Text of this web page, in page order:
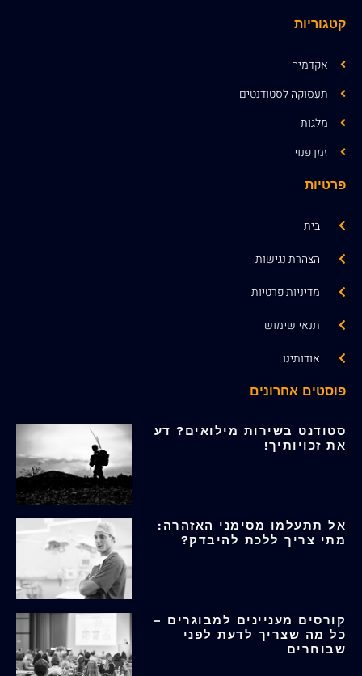
קטגוריות
אקדמיה
תעסוקה לסטודנטים
מלגות
זמן פנוי
פרטיות
בית
הצהרת נגישות
מדיניות פרטיות
תנאי שימוש
אודותינו
פוסטים אחרונים
סטודנט בשירות מילואים? דע
את זכויותיך!
אל תתעלמו מסימני האזהרה:
מתי צריך ללכת להיבדק?
קורסים מעניינים למבוגרים –
כל מה שצריך לדעת לפני
שבוחרים